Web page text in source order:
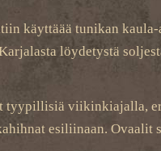
käyttäää tunikan kaula-
löydetystä
tyypillisiä viikinkiajalla,
esiliinaan. Ovaalit